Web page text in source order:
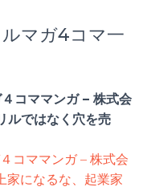
マガ4コマ一
コママンガ – 株式会
ルではなく穴を売
コママンガ – 株式会
家になるな、起業家